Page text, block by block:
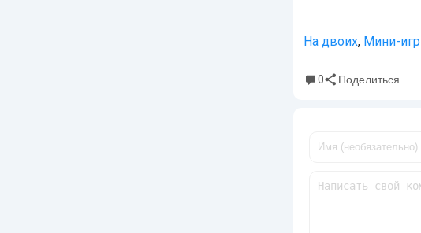
На двоих, Мини-
0 Поделиться